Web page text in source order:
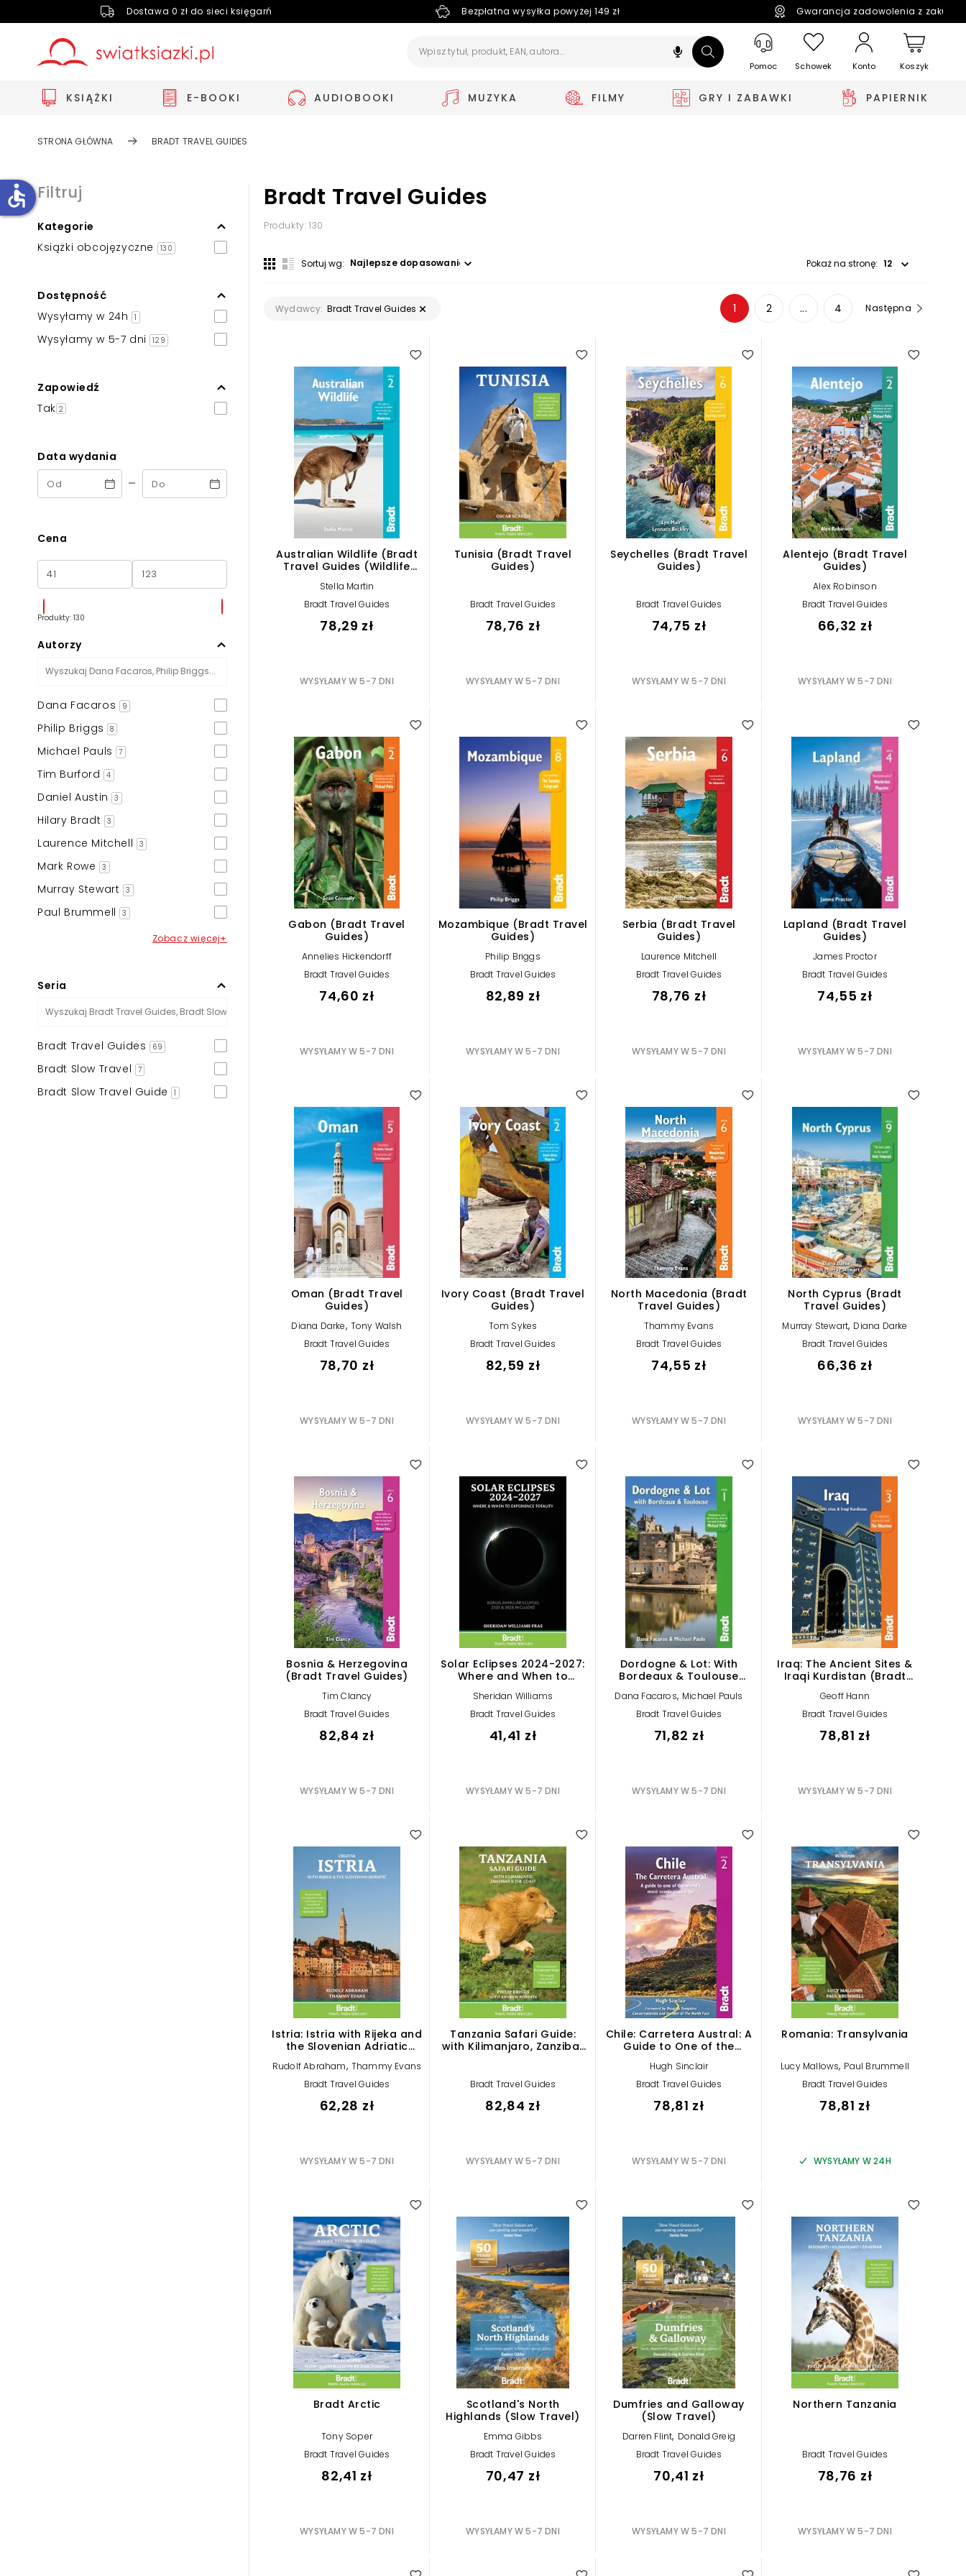
Dostawa 0 zł do sieci księgarń Bezpłatna wysyłka powyżej 149 zł Gwarancja zadowolenia z
Pomoc Schowek Konto Koszyk
KSIĄŻKI E-BOOKI AUDIOBOOKI MUZYKA FILMY GRY I ZABAWKI PAPIERNIK
STRONA GŁÓWNA BRADT TRAVEL GUIDES
Filtruj
Kategorie
Książki obcojęzyczne
130
Dostępność
Wysyłamy w 24h
1
Wysyłamy w 5-7 dni 129
Zapowiedź
Tak 2
Data wydania
-
Cena
Produkty: 130
Autorzy
Dana Facaros 9
Philip Briggs 8
Michael Pauls 7
Tim Burford 4
Daniel Austin 3
Hilary Bradt 3
Laurence Mitchell 3
Mark Rowe 3
Murray Stewart 3
Paul Brummell 3
Zobacz więcej+
Seria
Bradt Travel Guides 69
Bradt Slow Travel 7
Bradt Slow Travel Guide 1
Bradt Travel Guides
Produkty: 130
Sortuj wg: Pokaż na stronę:
Wydawcy: Bradt Travel Guides 1 2 ... 4 Następna
Australian Wildlife (Bradt
Travel Guides (Wildlife
Stella Martin
Bradt Travel Guides
78,29 zł
WYSYŁAMY W 5-7 DNI
Tunisia (Bradt Travel
Guides)
Bradt Travel Guides
78,76 zł
WYSYŁAMY W 5-7 DNI
Seychelles (Bradt Travel
Guides)
Bradt Travel Guides
74,75 zł
WYSYŁAMY W 5-7 DNI
Alentejo (Bradt Travel
Guides)
Alex Robinson
Bradt Travel Guides
66,32 zł
WYSYŁAMY W 5-7 DNI
Gabon (Bradt Travel
Guides)
Annelies Hickendorff
Bradt Travel Guides
74,60 zł
WYSYŁAMY W 5-7 DNI
Mozambique (Bradt Travel
Guides)
Philip Briggs
Bradt Travel Guides
82,89 zł
WYSYŁAMY W 5-7 DNI
Serbia (Bradt Travel
Guides)
Laurence Mitchell
Bradt Travel Guides
78,76 zł
WYSYŁAMY W 5-7 DNI
Lapland (Bradt Travel
Guides)
James Proctor
Bradt Travel Guides
74,55 zł
WYSYŁAMY W 5-7 DNI
Oman (Bradt Travel
Guides)
Diana Darke, Tony Walsh
Bradt Travel Guides
78,70 zł
WYSYŁAMY W 5-7 DNI
Ivory Coast (Bradt Travel
Guides)
Tom Sykes
Bradt Travel Guides
82,59 zł
WYSYŁAMY W 5-7 DNI
North Macedonia (Bradt
Travel Guides)
Thammy Evans
Bradt Travel Guides
74,55 zł
WYSYŁAMY W 5-7 DNI
North Cyprus (Bradt
Travel Guides)
Murray Stewart, Diana Darke
Bradt Travel Guides
66,36 zł
WYSYŁAMY W 5-7 DNI
Bosnia & Herzegovina
(Bradt Travel Guides)
Tim Clancy
Bradt Travel Guides
82,84 zł
WYSYŁAMY W 5-7 DNI
Solar Eclipses 2024-2027:
Where and When to
Travel Guides (Other
Guides)
Sheridan Williams
Bradt Travel Guides
41,41 zł
WYSYŁAMY W 5-7 DNI
Dordogne & Lot: With
Bordeaux & Toulouse
Dana Facaros, Michael Pauls
Bradt Travel Guides
71,82 zł
WYSYŁAMY W 5-7 DNI
Iraq: The Ancient Sites &
Iraqi Kurdistan (Bradt
Geoff Hann
Bradt Travel Guides
78,81 zł
WYSYŁAMY W 5-7 DNI
Istria: Istria with Rijeka and
the Slovenian Adriatic
Rudolf Abraham, Thammy Evans
Bradt Travel Guides
62,28 zł
WYSYŁAMY W 5-7 DNI
Tanzania Safari Guide:
with Kilimanjaro, Zanzibar
Bradt Travel Guides
82,84 zł
WYSYŁAMY W 5-7 DNI
Chile: Carretera Austral: A
Guide to One of the
Trips (Bradt Travel
Guides)
Hugh Sinclair
Bradt Travel Guides
78,81 zł
WYSYŁAMY W 5-7 DNI
Romania: Transylvania
Lucy Mallows, Paul Brummell
Bradt Travel Guides
78,81 zł
WYSYŁAMY W 24H
Bradt Arctic
Tony Soper
Bradt Travel Guides
82,41 zł
WYSYŁAMY W 5-7 DNI
Scotland's North
Highlands (Slow Travel)
Emma Gibbs
Bradt Travel Guides
70,47 zł
WYSYŁAMY W 5-7 DNI
Dumfries and Galloway
(Slow Travel)
Darren Flint, Donald Greig
Bradt Travel Guides
70,41 zł
WYSYŁAMY W 5-7 DNI
Northern Tanzania
Bradt Travel Guides
78,76 zł
WYSYŁAMY W 5-7 DNI
accessible
Zwiększ rozmiar czcionki
Zmniejsz rozmiar czcionki
Powiększony kursor
Podkreślenie linków